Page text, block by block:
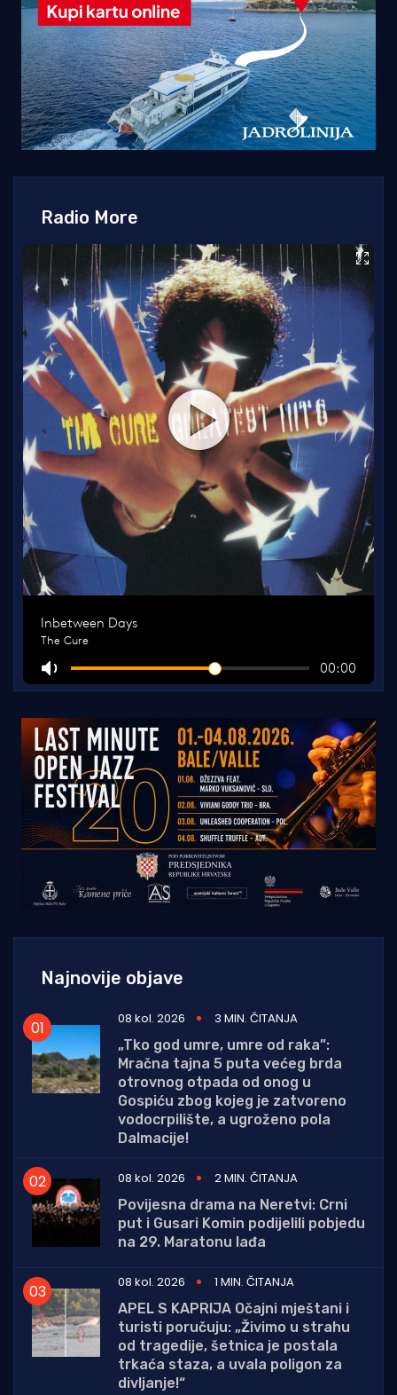
Radio More
Najnovije objave
08 kol. 2026
3 MIN. ČITANJA
„Tko god umre, umre od raka”:
Mračna tajna 5 puta većeg brda
otrovnog otpada od onog u
Gospiću zbog kojeg je zatvoreno
vodocrpilište, a ugroženo pola
Dalmacije!
08 kol. 2026
2 MIN. ČITANJA
Povijesna drama na Neretvi: Crni
put i Gusari Komin podijelili pobjedu
na 29. Maratonu lađa
08 kol. 2026
1 MIN. ČITANJA
APEL S KAPRIJA Očajni mještani i
turisti poručuju: „Živimo u strahu
od tragedije, šetnica je postala
trkaća staza, a uvala poligon za
divljanje!“